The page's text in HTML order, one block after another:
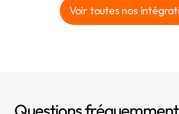
Voir toutes nos